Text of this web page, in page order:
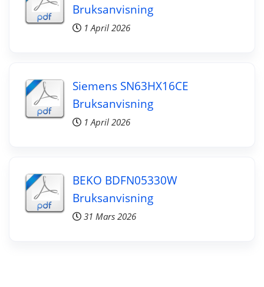
Bruksanvisning
1 April 2026
Siemens SN63HX16CE
Bruksanvisning
1 April 2026
BEKO BDFN05330W
Bruksanvisning
31 Mars 2026